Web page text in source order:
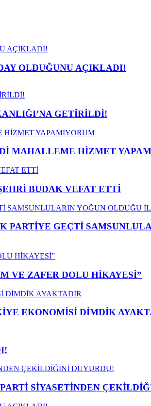
OLDUĞUNU AÇIKLADI!
GETİRİLDİ!
MAHALLEME HİZMET
BUDAK VEFAT ETTİ
PARTİYE GEÇTİ
VE ZAFER DOLU HİKAYESİ”
EKONOMİSİ DİMDİK
SİYASETİNDEN